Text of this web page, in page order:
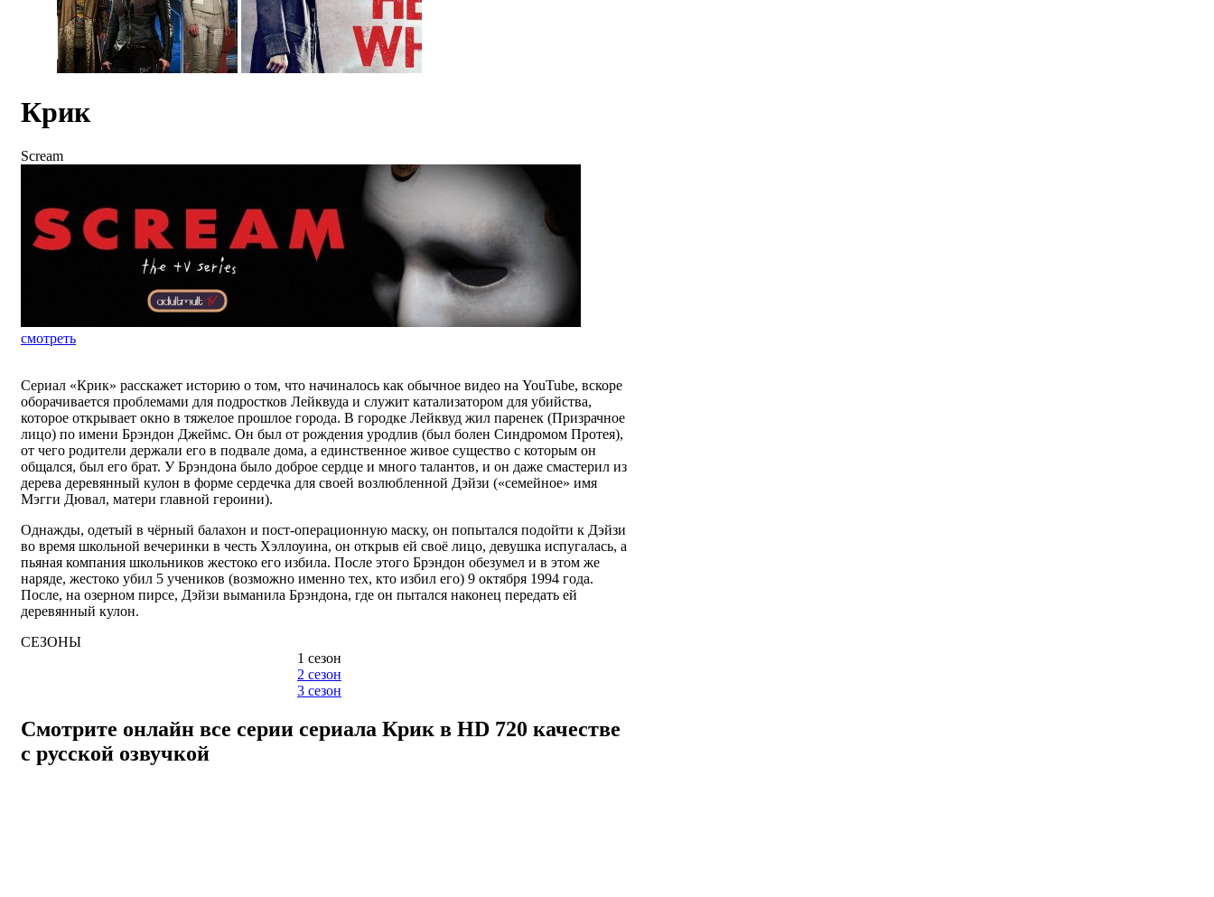
Крик
Scream
смотреть
Сериал «Крик» расскажет историю о том, что начиналось как обычное видео на YouTube, вскоре
оборачивается проблемами для подростков Лейквуда и служит катализатором для убийства,
которое открывает окно в тяжелое прошлое города. В городке Лейквуд жил паренек (Призрачное
лицо) по имени Брэндон Джеймс. Он был от рождения уродлив (был болен Синдромом Протея),
от чего родители держали его в подвале дома, а единственное живое существо с которым он
общался, был его брат. У Брэндона было доброе сердце и много талантов, и он даже смастерил из
дерева деревянный кулон в форме сердечка для своей возлюбленной Дэйзи («семейное» имя
Мэгги Дювал, матери главной героини).
Однажды, одетый в чёрный балахон и пост-операционную маску, он попытался подойти к Дэйзи
во время школьной вечеринки в честь Хэллоуина, он открыв ей своё лицо, девушка испугалась, а
пьяная компания школьников жестоко его избила. После этого Брэндон обезумел и в этом же
наряде, жестоко убил 5 учеников (возможно именно тех, кто избил его) 9 октября 1994 года.
После, на озерном пирсе, Дэйзи выманила Брэндона, где он пытался наконец передать ей
деревянный кулон.
СЕЗОНЫ
1 сезон
2 сезон
3 сезон
Смотрите онлайн все серии сериала Крик в HD 720 качестве
с русской озвучкой